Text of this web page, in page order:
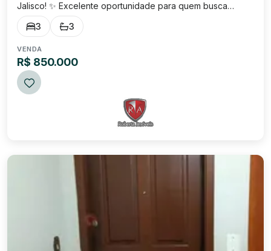
Jalisco! ✨ Excelente oportunidade para quem busca
conforto, lazer e uma vista deslumbrante! Localizado em
uma das melhores regiões de Resende , o Edifício Bella
3 3
VENDA
R$ 850.000